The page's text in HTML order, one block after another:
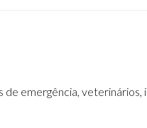
emergência,